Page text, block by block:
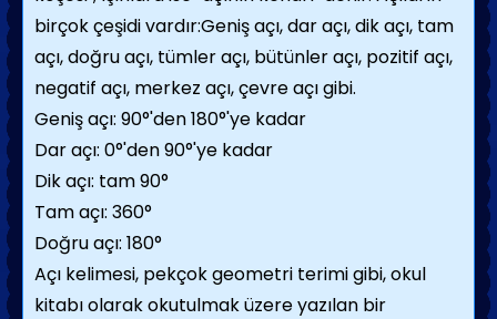
birçok çeşidi vardır:Geniş açı, dar açı, dik açı, tam
açı, doğru açı, tümler açı, bütünler açı, pozitif açı,
negatif açı, merkez açı, çevre açı gibi.
Geniş açı: 90°'den 180°'ye kadar
Dar açı: 0°'den 90°'ye kadar
Dik açı: tam 90°
Tam açı: 360°
Doğru açı: 180°
Açı kelimesi, pekçok geometri terimi gibi, okul
kitabı olarak okutulmak üzere yazılan bir